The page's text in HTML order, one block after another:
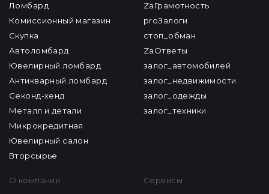
Ломбард
Комиссионный магазин
Скупка
Автоломбард
Ювелирный ломбард
Антикварный ломбард
Секонд-хенд
Металл и детали
Микрокредитная
Ювелирный салон
Вторсырье
ZaГрамотность
proЗалоги
стоп_обман
ZaОтветы
залог_автомобилей
залог_недвижимости
залог_одежды
залог_техники
О компании
Сервисы